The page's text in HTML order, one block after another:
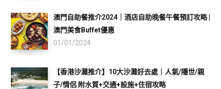
澳門自助餐推介2024｜酒店自助晚餐午餐預訂攻略 |
澳門美食Buffet優惠
01/01/2024
【香港沙灘推介】10大沙灘好去處｜人氣/隱世/親
子/情侶 附水質+交通+設施+住宿攻略